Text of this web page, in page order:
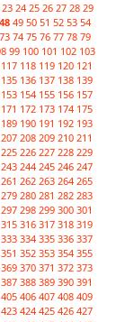
23 24 25 26 27 28 29
48 49 50 51 52 53 54
73 74 75 76 77 78 79
99 100 101 102 103
117 118 119 120 121
135 136 137 138 139
153 154 155 156 157
171 172 173 174 175
189 190 191 192 193
207 208 209 210 211
225 226 227 228 229
243 244 245 246 247
261 262 263 264 265
279 280 281 282 283
297 298 299 300 301
315 316 317 318 319
333 334 335 336 337
351 352 353 354 355
369 370 371 372 373
387 388 389 390 391
405 406 407 408 409
423 424 425 426 427